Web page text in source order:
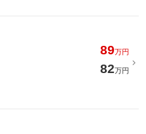
89万円
82万円